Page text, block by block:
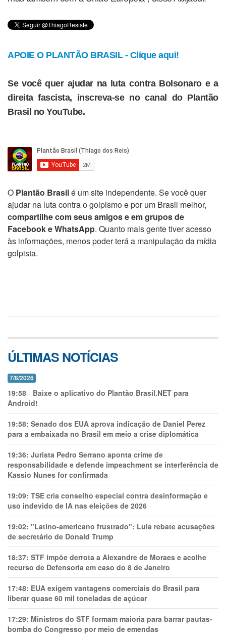
APOIE O PLANTÃO BRASIL - Clique aqui!
Se você quer ajudar na luta contra Bolsonaro e a
direita fascista, inscreva-se no canal do Plantão
Brasil no YouTube.
O Plantão Brasilé um site independente. Se você quer
ajudar na luta contra o golpismo e por um Brasil melhor,
compartilhe com seus amigos e em grupos de
Facebook e WhatsApp. Quanto mais gente tiver acesso
às informações, menos poder terá a manipulação da mídia
golpista.
ÚLTIMAS NOTÍCIAS
7/8/2026
19:58 - Baixe o aplicativo do Plantão Brasil.NET para
Android!
19:58: Senado dos EUA aprova indicação de Daniel Perez
para a embaixada no Brasil em meio a crise diplomática
19:36: Jurista Pedro Serrano aponta crime de
responsabilidade e defende impeachment se interferência de
Kassio Nunes for confirmada
19:09: TSE cria conselho especial contra desinformação e
uso indevido de IA nas eleições de 2026
19:02: "Latino-americano frustrado": Lula rebate acusações
de secretário de Donald Trump
18:37: STF impõe derrota a Alexandre de Moraes e acolhe
recurso de Defensoria em caso do 8 de Janeiro
17:48: EUA exigem vantagens comerciais do Brasil para
liberar quase 60 mil toneladas de açúcar
17:29: Ministros do STF formam maioria para barrar pautas-
bomba do Congresso por meio de emendas